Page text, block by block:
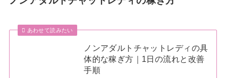
あわせて読みたい
ノンアダルトチャットレディの具
体的な稼ぎ方｜1日の流れと改善
手順